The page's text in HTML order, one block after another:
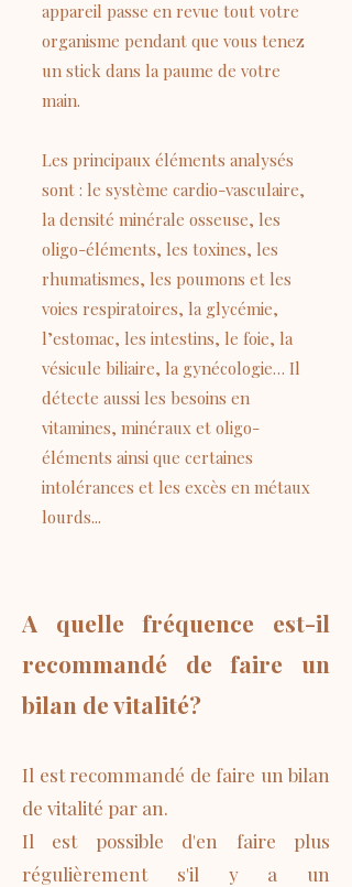
appareil passe en revue tout votre
organisme pendant que vous tenez
un stick dans la paume de votre
main.
Les principaux éléments analysés
sont : le système cardio-vasculaire,
la densité minérale osseuse, les
oligo-éléments, les toxines, les
rhumatismes, les poumons et les
voies respiratoires, la glycémie,
l’estomac, les intestins, le foie, la
vésicule biliaire, la gynécologie… Il
détecte aussi les besoins en
vitamines, minéraux et oligo-
éléments ainsi que certaines
intolérances et les excès en métaux
lourds...
A quelle fréquence est-il
recommandé de faire un
bilan de vitalité?
Il est recommandé de faire un bilan
de vitalité par an.
​Il est possible d'en faire plus
régulièrement s'il y a un